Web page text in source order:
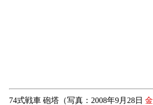
74式戦車 砲塔（写真：2008年9月28日